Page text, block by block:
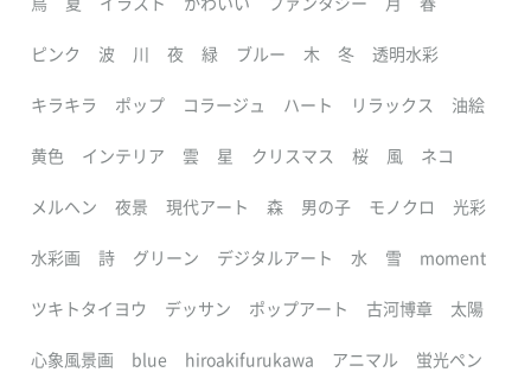
ピンク 波 川 夜 緑 ブルー 木 冬 透明水彩
キラキラ ポップ コラージュ ハート リラックス 油絵
黄色 インテリア 雲 星 クリスマス 桜 風 ネコ
メルヘン 夜景 現代アート 森 男の子 モノクロ 光彩
水彩画 詩 グリーン デジタルアート 水 雪 moment
ツキトタイヨウ デッサン ポップアート 古河博章 太陽
心象風景画 blue hiroakifurukawa アニマル 蛍光ペン